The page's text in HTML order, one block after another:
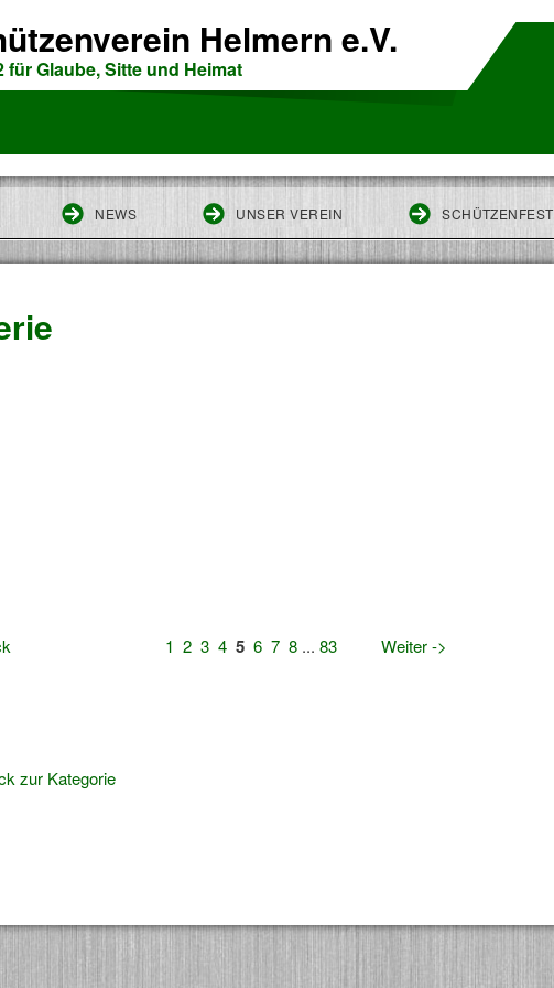
Helmern e.V.
für Glaube, Sitte und Heimat
NEWS UNSER VEREIN SCHÜTZENFEST
1 2 3 4 5 6 7 8 ... 83 Weiter ->
zur Kategorie